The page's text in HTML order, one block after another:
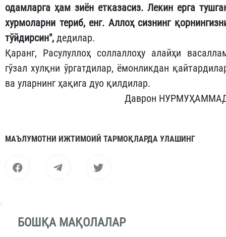
одамларга ҳам зиён етказасиз. Лекин ерга
хурмоларни териб, енг. Аллоҳ сизнинг
тўйдирсин", дедилар.
Қаранг, Расулуллоҳ соллаллоҳу алайҳи
гўзал хулқни ўргатдилар, ёмонликдан
ва уларнинг ҳақига дуо қилдилар.
Даврон
МАЪЛУМОТНИ ИЖТИМОИЙ ТАРМОҚЛАРДА УЛАШИНГ
БОШҚА МАҚОЛАЛАР